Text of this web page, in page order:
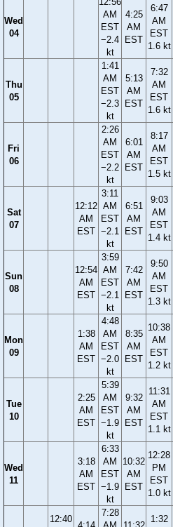
Wed
04
AM
EST
−2.4
kt
4:25
AM
EST
6:47
AM
EST
1.6 kt
Thu
05
1:41
AM
EST
−2.3
kt
5:13
AM
EST
7:32
AM
EST
1.6 kt
Fri
06
2:26
AM
EST
−2.2
kt
6:01
AM
EST
8:17
AM
EST
1.5 kt
Sat
07
12:12
AM
EST
3:11
AM
EST
−2.1
kt
6:51
AM
EST
9:03
AM
EST
1.4 kt
Sun
08
12:54
AM
EST
3:59
AM
EST
−2.1
kt
7:42
AM
EST
9:50
AM
EST
1.3 kt
Mon
09
1:38
AM
EST
4:48
AM
EST
−2.0
kt
8:35
AM
EST
10:38
AM
EST
1.2 kt
Tue
10
2:25
AM
EST
5:39
AM
EST
−1.9
kt
9:32
AM
EST
11:31
AM
EST
1.1 kt
Wed
11
3:18
AM
EST
6:33
AM
EST
−1.9
kt
10:32
AM
EST
12:28
PM
EST
1.0 kt
12:40
7:28
1:32